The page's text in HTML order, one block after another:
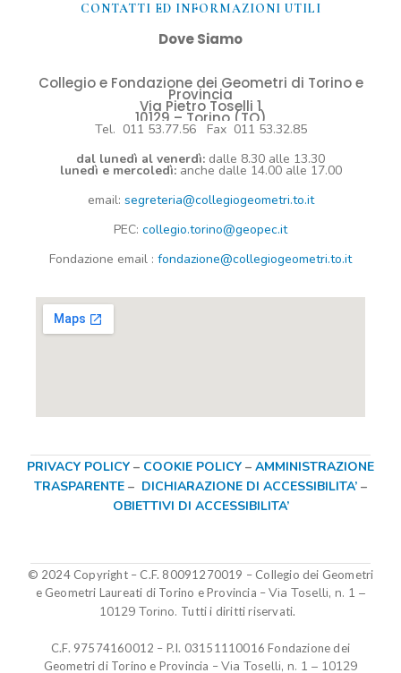
CONTATTI ED INFORMAZIONI UTILI​
Dove Siamo
Collegio e Fondazione dei Geometri di Torino e
Provincia
Via Pietro Toselli 1
10129 – Torino (TO)
Tel. 011 53.77.56 Fax 011 53.32.85
dal lunedì al venerdì: dalle 8.30 alle 13.30
lunedì e mercoledì: anche dalle 14.00 alle 17.00
email: segreteria@collegiogeometri.to.it
PEC: collegio.torino@geopec.it
Fondazione email : fondazione@collegiogeometri.to.it
PRIVACY POLICY – COOKIE POLICY – AMMINISTRAZIONE
TRASPARENTE – DICHIARAZIONE DI ACCESSIBILITA’ –
OBIETTIVI DI ACCESSIBILITA’
© 2024 Copyright – C.F. 80091270019 – Collegio dei Geometri
e Geometri Laureati di Torino e Provincia –Via Toselli, n. 1 –
10129 Torino. Tutti i diritti riservati.
C.F. 97574160012 – P.I. 03151110016Fondazione dei
Geometri di Torino e Provincia –Via Toselli, n. 1 – 10129